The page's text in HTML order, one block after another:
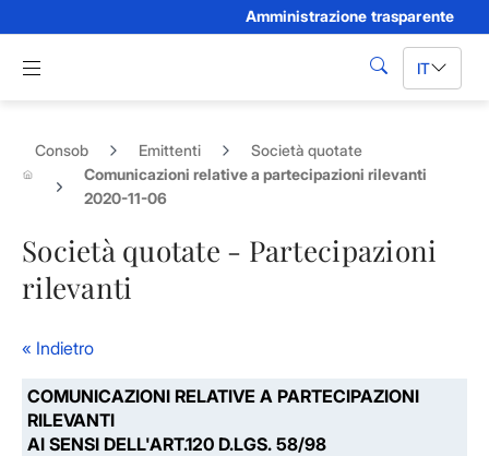
Amministrazione trasparente
Apri menu di navigazione
cerca IT
Consob Emittenti
Società quotate
Comunicazioni relative a partecipazioni rilevanti
2020-11-06
Società quotate - Partecipazioni
rilevanti
« Indietro
COMUNICAZIONI RELATIVE A PARTECIPAZIONI
RILEVANTI
AI SENSI DELL'ART.120 D.LGS. 58/98